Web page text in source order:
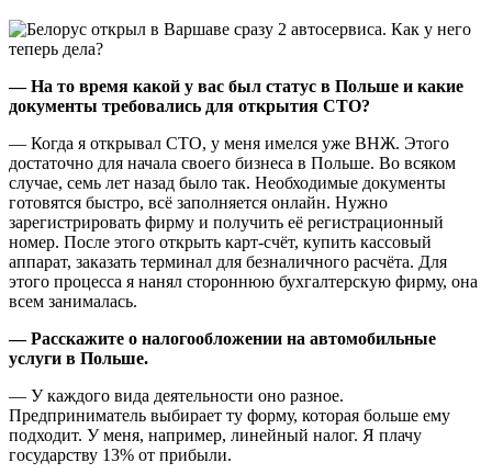
— На то время какой у вас был статус в Польше и какие
документы требовались для открытия СТО?
— Когда я открывал СТО, у меня имелся уже ВНЖ. Этого
достаточно для начала своего бизнеса в Польше. Во всяком
случае, семь лет назад было так. Необходимые документы
готовятся быстро, всё заполняется онлайн. Нужно
зарегистрировать фирму и получить её регистрационный
номер. После этого открыть карт-счёт, купить кассовый
аппарат, заказать терминал для безналичного расчёта. Для
этого процесса я нанял стороннюю бухгалтерскую фирму, она
всем занималась.
— Расскажите о налогообложении на автомобильные
услуги в Польше.
— У каждого вида деятельности оно разное.
Предприниматель выбирает ту форму, которая больше ему
подходит. У меня, например, линейный налог. Я плачу
государству 13% от прибыли.